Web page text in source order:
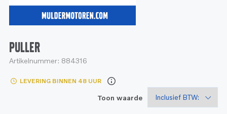
Motoren
Onderdelen
Service
Motoren
Service en onderhoud
Reman - Bedrijfsvaart
PULLER
Artikelnummer: 884316
LEVERING BINNEN 48 UUR
Toon waarde